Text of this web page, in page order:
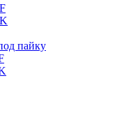
пайку